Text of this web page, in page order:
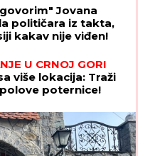
Jovana
političara iz takta,
kakav nije viđen!
U CRNOJ GORI
više lokacija: Traži
poternice!